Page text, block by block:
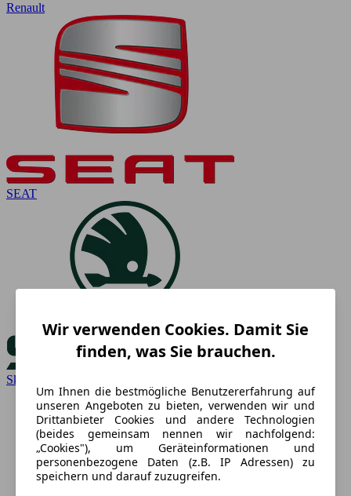
Renault
SEAT
Skoda
Wir verwenden Cookies. Damit Sie
finden, was Sie brauchen.
Um Ihnen die bestmögliche Benutzererfahrung auf
unseren Angeboten zu bieten, verwenden wir und
Drittanbieter Cookies und andere Technologien
(beides gemeinsam nennen wir nachfolgend:
„Cookies"), um Geräteinformationen und
personenbezogene Daten (z.B. IP Adressen) zu
speichern und darauf zuzugreifen.